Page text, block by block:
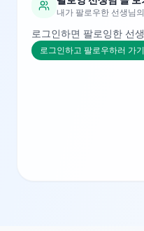
내가 팔로우한 선생님
로그인하면 팔로잉한 선
로그인하고 팔로우하러 가기